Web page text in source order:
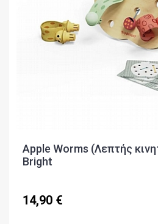
Apple Worms (Λεπτής
Bright
14,90 €